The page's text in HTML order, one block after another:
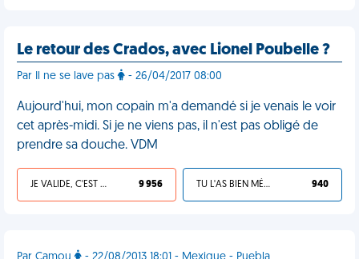
Le retour des Crados, avec Lionel Poubelle ?
Par Il ne se lave pas - 26/04/2017 08:00
Aujourd'hui, mon copain m'a demandé si je venais le voir
cet après-midi. Si je ne viens pas, il n'est pas obligé de
prendre sa douche. VDM
JE VALIDE, C'EST UNE VDM 9 956 TU L'AS BIEN MÉRITÉ 940